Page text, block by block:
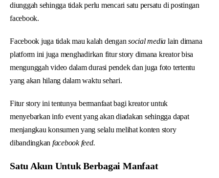
diunggah sehingga tidak perlu mencari satu persatu di postingan
facebook.
Facebook juga tidak mau kalah dengan social media lain dimana
platform ini juga menghadirkan fitur story dimana kreator bisa
mengunggah video dalam durasi pendek dan juga foto tertentu
yang akan hilang dalam waktu sehari.
Fitur story ini tentunya bermanfaat bagi kreator untuk
menyebarkan info event yang akan diadakan sehingga dapat
menjangkau konsumen yang selalu melihat konten story
dibandingkan facebook feed.
Satu Akun Untuk Berbagai Manfaat